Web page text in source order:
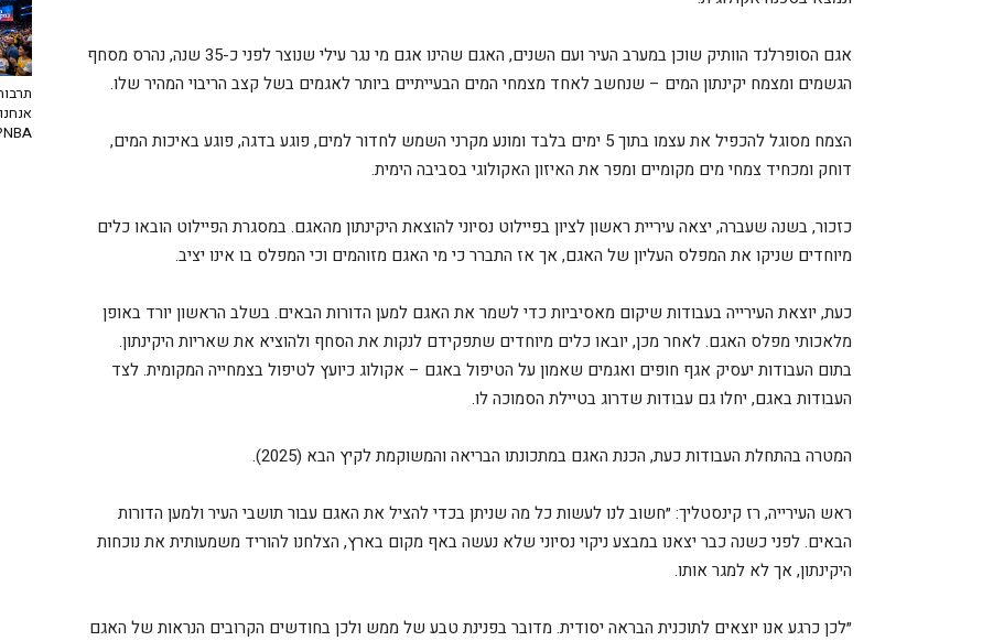
אגם הסופרלנד הוותיק שוכן במערב העיר ועם השנים, האגם שהינו אגם מי נגר עילי שנוצר לפני כ-35 שנה, נהרס מסחף
הגשמים ומצמח יקינתון המים – שנחשב לאחד מצמחי המים הבעייתיים ביותר לאגמים בשל קצב הריבוי המהיר שלו.
הצמח מסוגל להכפיל את עצמו בתוך 5 ימים בלבד ומונע מקרני השמש לחדור למים, פוגע בדגה, פוגע באיכות המים,
דוחק ומכחיד צמחי מים מקומיים ומפר את האיזון האקולוגי בסביבה הימית.
כזכור, בשנה שעברה, יצאה עיריית ראשון לציון בפיילוט נסיוני להוצאת היקינתון מהאגם. במסגרת הפיילוט הובאו כלים
מיוחדים שניקו את המפלס העליון של האגם, אך אז התברר כי מי האגם מזוהמים וכי המפלס בו אינו יציב.
כעת, יוצאת העירייה בעבודות שיקום מאסיביות כדי לשמר את האגם למען הדורות הבאים. בשלב הראשון יורד באופן
מלאכותי מפלס האגם. לאחר מכן, יובאו כלים מיוחדים שתפקידם לנקות את הסחף ולהוציא את שאריות היקינתון.
בתום העבודות יעסיק אגף חופים ואגמים שאמון על הטיפול באגם – אקולוג כיועץ לטיפול בצמחייה המקומית. לצד
העבודות באגם, יחלו גם עבודות שדרוג בטיילת הסמוכה לו.
המטרה בהתחלת העבודות כעת, הכנת האגם במתכונתו הבריאה והמשוקמת לקיץ הבא (2025).
ראש העירייה, רז קינסטליך: ״חשוב לנו לעשות כל מה שניתן בכדי להציל את האגם עבור תושבי העיר ולמען הדורות
הבאים. לפני כשנה כבר יצאנו במבצע ניקוי נסיוני שלא נעשה באף מקום בארץ, הצלחנו להוריד משמעותית את נוכחות
היקינתון, אך לא למגר אותו.
״לכן כרגע אנו יוצאים לתוכנית הבראה יסודית. מדובר בפנינת טבע של ממש ולכן בחודשים הקרובים הנראות של האגם
NBA? | יורם מנחם